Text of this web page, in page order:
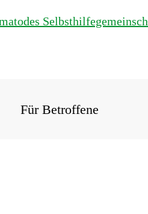
Für Betroffene